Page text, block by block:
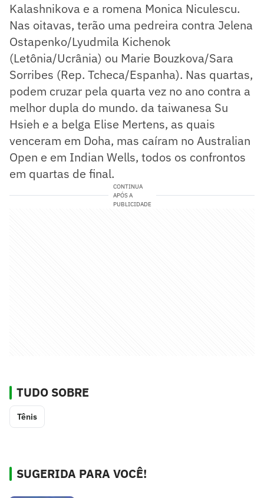
Kalashnikova e a romena Monica Niculescu.
Nas oitavas, terão uma pedreira contra Jelena
Ostapenko/Lyudmila Kichenok
(Letônia/Ucrânia) ou Marie Bouzkova/Sara
Sorribes (Rep. Tcheca/Espanha). Nas quartas,
podem cruzar pela quarta vez no ano contra a
melhor dupla do mundo. da taiwanesa Su
Hsieh e a belga Elise Mertens, as quais
venceram em Doha, mas caíram no Australian
Open e em Indian Wells, todos os confrontos
em quartas de final.
CONTINUA
APÓS A
PUBLICIDADE
TUDO SOBRE
Tênis
SUGERIDA PARA VOCÊ!